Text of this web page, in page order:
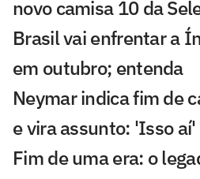
novo camisa 10 da
Brasil vai enfrentar a
em outubro; entenda
Neymar indica fim de
e vira assunto: 'Isso aí'
Fim de uma era: o